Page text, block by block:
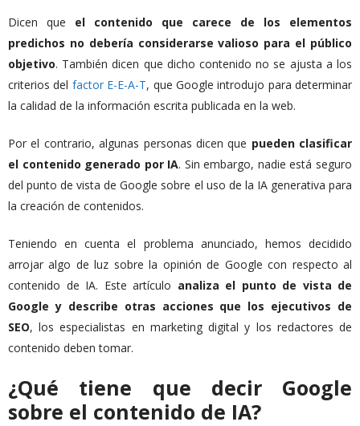
Dicen que el contenido que carece de los elementos
predichos no debería considerarse valioso para el público
objetivo. También dicen que dicho contenido no se ajusta a los
criterios del factor E-E-A-T, que Google introdujo para determinar
la calidad de la información escrita publicada en la web.
Por el contrario, algunas personas dicen que pueden clasificar
el contenido generado por IA. Sin embargo, nadie está seguro
del punto de vista de Google sobre el uso de la IA generativa para
la creación de contenidos.
Teniendo en cuenta el problema anunciado, hemos decidido
arrojar algo de luz sobre la opinión de Google con respecto al
contenido de IA. Este artículo analiza el punto de vista de
Google y describe otras acciones que los ejecutivos de
SEO, los especialistas en marketing digital y los redactores de
contenido deben tomar.
¿Qué tiene que decir Google
sobre el contenido de IA?